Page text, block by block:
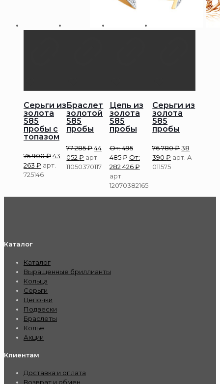
Серьги из
золота
585
пробы с
топазом
75 900₽43
263 ₽ арт.
725146
Браслет
золотой
585
пробы
77 285₽44
052₽ арт.
11050370117
Цепь из
золота
585
пробы
От:495
485₽ От:
282 426₽
арт.
12070382165
Серьги из
золота
585
пробы
76 780₽38
390₽ арт. А
011575
Каталог
Каталог
Выращенные бриллианты
Кольца
Серьги
Цепочки
Подвески
Браслеты
Колье
Акции
Клиентам
Доставка и оплата
Возврат и обмен